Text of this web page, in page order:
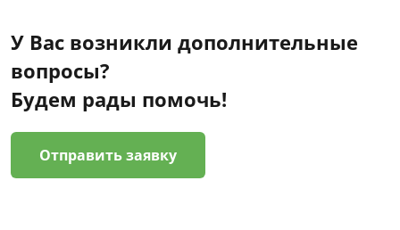
У Вас возникли дополнительные
вопросы?
Будем рады помочь!
Отправить заявку